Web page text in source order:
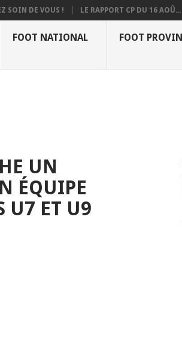
SOIN DE VOUS ! LE RAPPORT CP DU 16 AOÛ...
FOOT NATIONAL FOOT
UN
ÉQUIPE
U7 ET U9